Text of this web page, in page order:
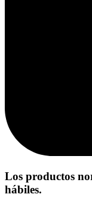
Los productos
hábiles.